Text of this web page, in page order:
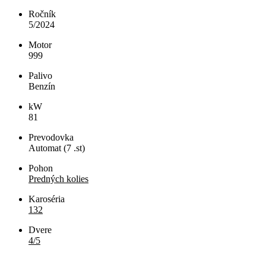
Ročník
5/2024
Motor
999
Palivo
Benzín
kW
81
Prevodovka
Automat (7 .st)
Pohon
Predných kolies
Karoséria
132
Dvere
4/5